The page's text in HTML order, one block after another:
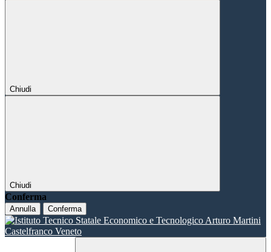
Chiudi
Chiudi
Conferma
Annulla Conferma